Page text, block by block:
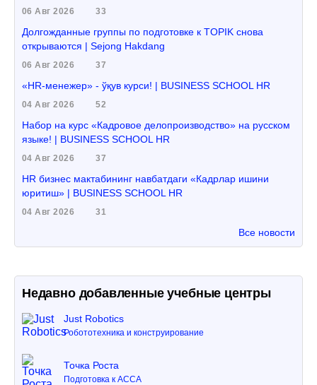
06 Авг 2026 33
Долгожданные группы по подготовке к TOPIK снова
открываются | Sejong Hakdang
06 Авг 2026 37
«HR-менежер» - ўқув курси! | BUSINESS SCHOOL HR
04 Авг 2026 52
Набор на курс «Кадровое делопроизводство» на русском
языке! | BUSINESS SCHOOL HR
04 Авг 2026 37
HR бизнес мактабининг навбатдаги «Кадрлар ишини
юритиш» | BUSINESS SCHOOL HR
04 Авг 2026 31
Все новости
Недавно добавленные учебные центры
Just Robotics
Робототехника и конструирование
Точка Роста
Подготовка к ACCA